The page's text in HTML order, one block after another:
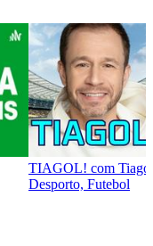
TIAGOL! com Tiago
Desporto, Futebol